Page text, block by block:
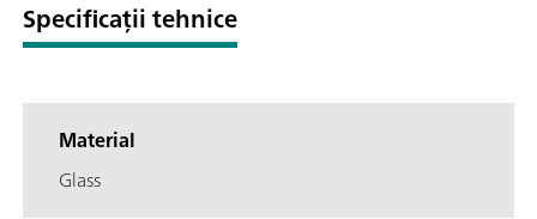
Specificații tehnice
Material
Glass